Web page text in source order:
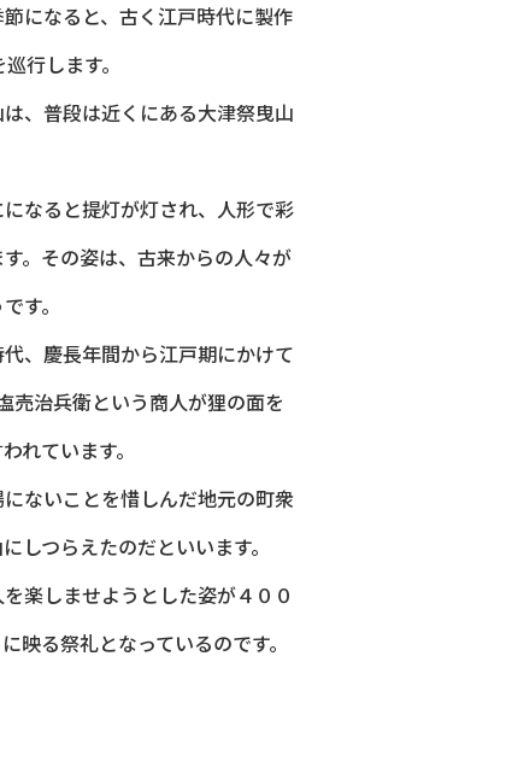
になると、古く江戸時代に製作
行します。
、普段は近くにある大津祭曳山
なると提灯が灯され、人形で彩
。その姿は、古来からの人々が
す。
、慶長年間から江戸期にかけて
売治兵衛という商人が狸の面を
れています。
ないことを惜しんだ地元の町衆
しつらえたのだといいます。
楽しませようとした姿が４００
映る祭礼となっているのです。